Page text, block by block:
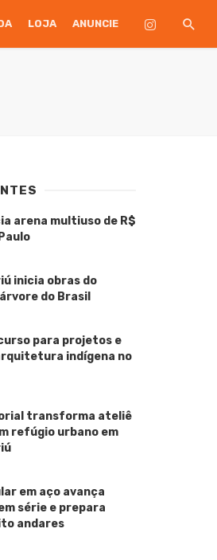
LOJA ANUNCIE
arena multiuso de R$
inicia obras do
do Brasil
para projetos e
indígena no
transforma ateliê
refúgio urbano em
em aço avança
série e prepara
andares